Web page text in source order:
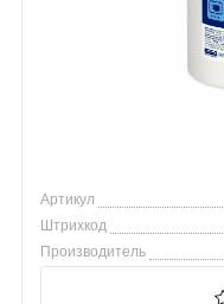
Артикул
Штрихкод
Производитель